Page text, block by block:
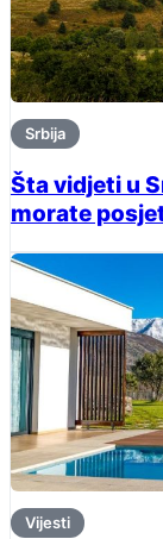
Srbija
Šta vidjeti u
morate
Vijesti